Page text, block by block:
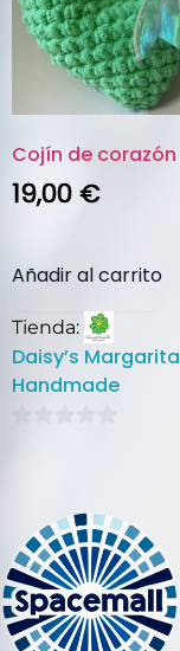
Cojín de corazón
19,00€
Añadir al carrito
Tienda:
Daisy’s Margarita
Handmade